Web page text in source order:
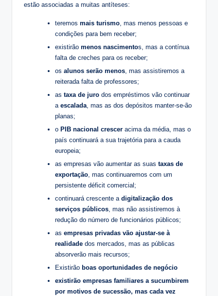
estão associadas a muitas antíteses:
teremos mais turismo , mas menos pessoas e
condições para bem receber;
existirão menos nascimentos, mas a contínua
falta de creches para os receber;
os alunos serão menos , mas assistiremos a
reiterada falta de professores;
as taxa de juro dos empréstimos vão continuar
a escalada , mas as dos depósitos manter-se-ão
planas;
o PIB nacional crescer acima da média, mas o
país continuará a sua trajetória para a cauda
europeia;
as empresas vão aumentar as suas taxas de
exportação, mas continuaremos com um
persistente déficit comercial;
continuará crescente a digitalização dos
serviços públicos, mas não assistiremos à
redução do número de funcionários públicos;
as empresas privadas vão ajustar-se à
realidade dos mercados, mas as públicas
absorverão mais recursos;
Existirão boas oportunidades de negócio
existirão empresas familiares a sucumbirem
por motivos de sucessão, mas cada vez